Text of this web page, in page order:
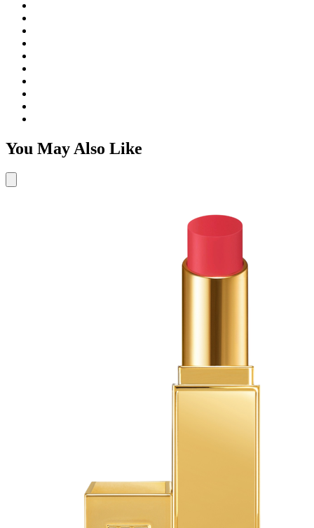
You May Also Like